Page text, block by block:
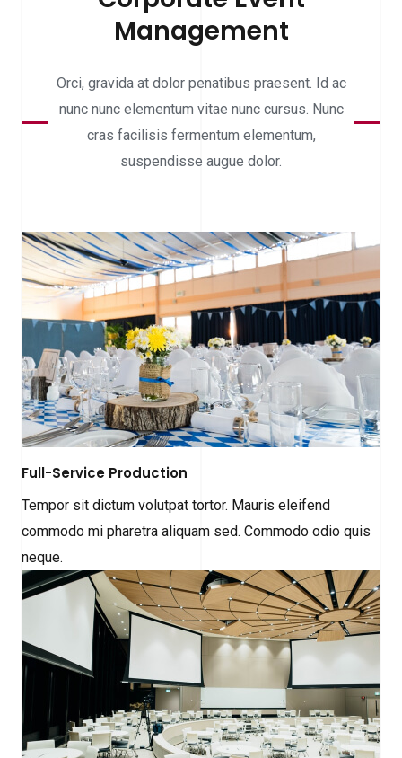
Management
Orci, gravida at dolor penatibus praesent. Id ac
nunc nunc elementum vitae nunc cursus. Nunc
cras facilisis fermentum elementum,
suspendisse augue dolor.
Full-Service Production
Tempor sit dictum volutpat tortor. Mauris eleifend
commodo mi pharetra aliquam sed. Commodo odio quis
neque.